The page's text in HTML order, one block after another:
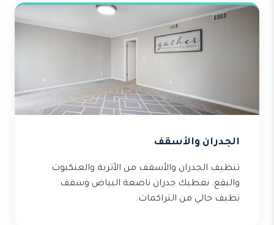
الجدران والأسقف
تنظيف الجدران والأسقف من الأتربة والعنكبوت
والبقع. نعطيك جدران ناصعة البياض وسقف
نظيف خالي من التراكمات.